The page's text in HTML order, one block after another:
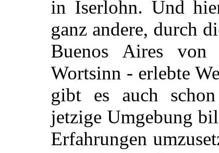
in Iserlohn. Und
ganz andere, durch
Buenos Aires
Wortsinn - erlebte
gibt es auch
jetzige Umgebung
Erfahrungen